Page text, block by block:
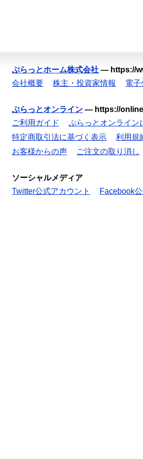
ぷらっとホーム株式会社 — https://
会社概要
株主・投資家情報 電子
ぷらっとオンライン — https://
ご利用ガイド
ぷらっとオンライン
特定商取引法に基づく表示
利用規
お客様からの声
ご注文の取り消し
ソーシャルメディア
Twitter公式アカウント
Facebook